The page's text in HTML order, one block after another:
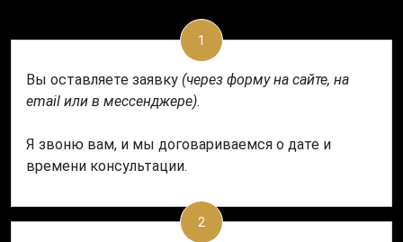
1
Вы оставляете заявку (через форму на сайте, на
email или в мессенджере).
Я звоню вам, и мы договариваемся о дате и
времени консультации.
2